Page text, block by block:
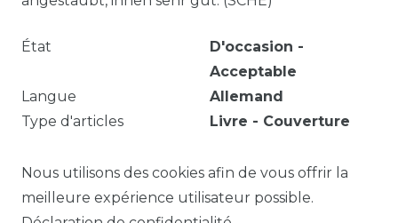
État
D'occasion -
Acceptable
Langue
Allemand
Type d'articles
Livre - Couverture
Année
1909
Nous utilisons des cookies afin de vous offrir la
meilleure expérience utilisateur possible.